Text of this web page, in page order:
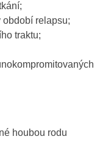
relapsu;
traktu;
houbou rodu